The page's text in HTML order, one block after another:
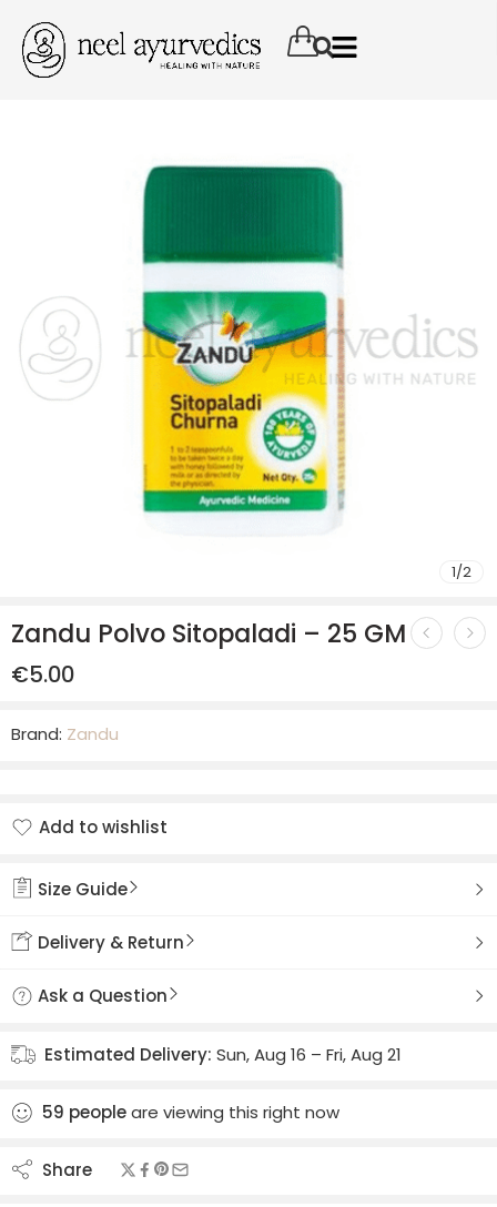
1/2
Zandu Polvo Sitopaladi – 25 GM
€5.00
Brand: Zandu
Add to wishlist
Size Guide
Delivery & Return
Ask a Question
Estimated Delivery: Sun, Aug 16 – Fri, Aug 21
59 peopleare viewing this right now
Share